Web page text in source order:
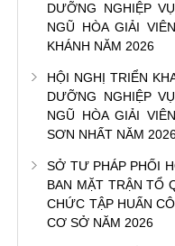
DƯỠNG NGHIỆP
NGŨ HÒA GIẢI
KHÁNH NĂM 2026
HỘI NGHỊ TRIỂN
DƯỠNG NGHIỆP
NGŨ HÒA GIẢI
SƠN NHẤT NĂM
SỞ TƯ PHÁP PHỐI
BAN MẶT TRẬN TỔ
CHỨC TẬP HUẤN
CƠ SỞ NĂM 2026